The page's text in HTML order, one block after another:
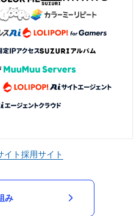
イト採用サイト
み